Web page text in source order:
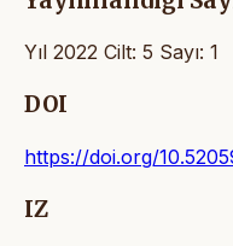
Yıl 2022 Cilt: 5 Sayı: 1
DOI
https://doi.org/
IZ